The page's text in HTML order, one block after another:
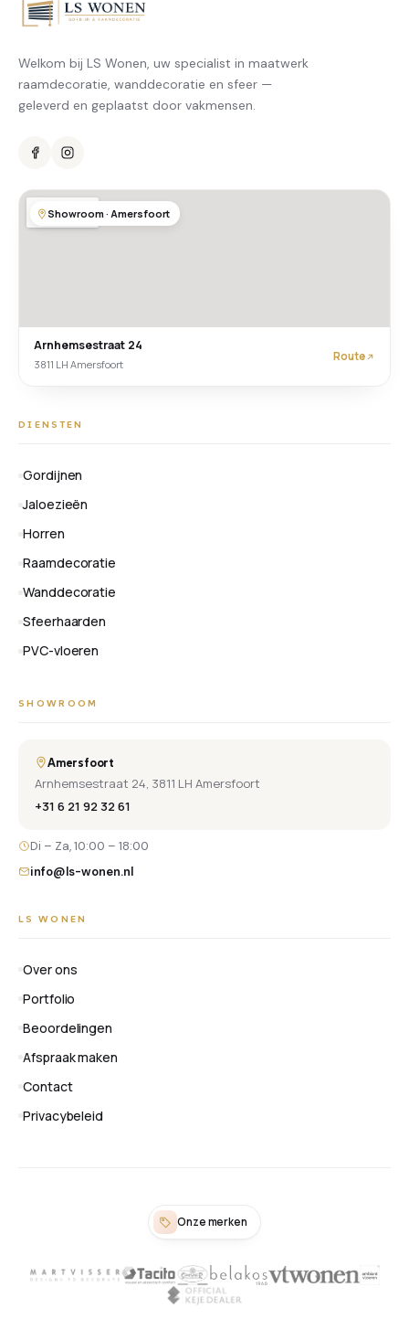
Welkom bij LS Wonen, uw specialist in maatwerk
raamdecoratie, wanddecoratie en sfeer —
geleverd en geplaatst door vakmensen.
Showroom · Amersfoort
Arnhemsestraat 24
3811 LH Amersfoort
Route
DIENSTEN
Gordijnen
Jaloezieën
Horren
Raamdecoratie
Wanddecoratie
Sfeerhaarden
PVC-vloeren
SHOWROOM
Amersfoort
Arnhemsestraat 24, 3811 LH Amersfoort
+31 6 21 92 32 61
Di – Za, 10:00 – 18:00
info@ls-wonen.nl
LS WONEN
Over ons
Portfolio
Beoordelingen
Afspraak maken
Contact
Privacybeleid
Onze merken